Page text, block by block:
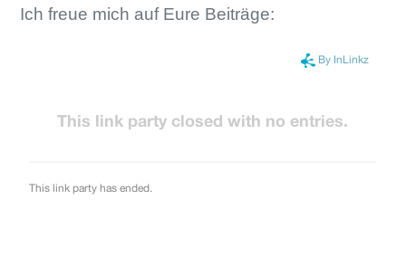
Ich freue mich auf Eure Beiträge: